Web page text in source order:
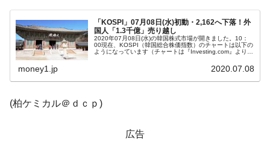
ぎ」では。
『Money1』
韓国鉄鋼最大手『POSCO』ズブズブ沈む。
営業利益80.2％も減少
『Money1』
米国下院「韓国の公務員個人をターゲット
する差別。許してはおかぬ
韓国ボンクラ政策室長･金容範、株価暴落に
「KOSPI」07月08日(水)初動・2,162へ下落！外
国人「1.3千億」売り越し
2020年07月08日(水)の韓国株式市場が開きました。10：
00現在、KOSPI（韓国総合株価指数）のチャートは以下の
ようになっています（チャートは『Investing.com』より引
money1.jp 2020.07.08
(柏ケミカル＠ｄｃｐ)
広告